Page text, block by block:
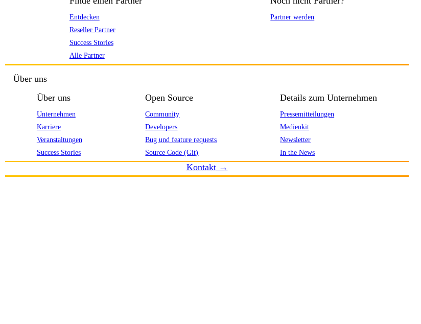
Entdecken
Reseller Partner
Success Stories
Alle Partner
Partner werden
Über uns
Über uns
Unternehmen
Karriere
Veranstaltungen
Success Stories
Open Source
Community
Developers
Bug und feature requests
Source Code (Git)
Details zum Unternehmen
Pressemitteilungen
Medienkit
Newsletter
In the News
Kontakt →